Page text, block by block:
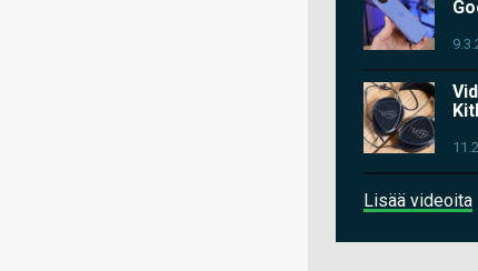
Lisää videoita